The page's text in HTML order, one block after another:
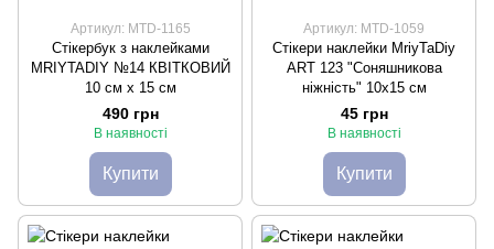
Артикул: MTD-1165
Стікербук з наклейками
MRIYTADIY №14 КВІТКОВИЙ
10 см х 15 см
490 грн
В наявності
Купити
Артикул: MTD-1059
Стікери наклейки MriyTaDiy
ART 123 "Соняшникова
ніжність" 10х15 см
45 грн
В наявності
Купити